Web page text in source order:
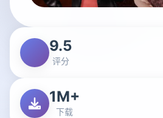
9.5
评分
1M+
下载